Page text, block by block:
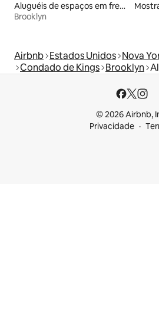
Aluguéis de espaços em frente à praia
Brooklyn
Airbnb Estados Unidos Nova
Condado de Kings Brooklyn
© 2026 Airbnb,
Privacidade